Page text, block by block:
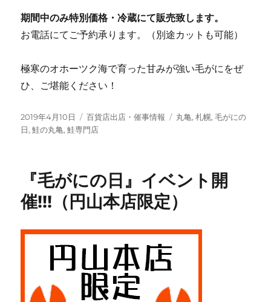
期間中のみ特別価格・冷蔵にて販売致します。
お電話にてご予約承ります。（別途カットも可能）
極寒のオホーツク海で育った甘みが強い毛がにをぜ
ひ、ご堪能ください！
投
稿
2019年4月10日
カ
テ
百貨店出店・催事情報
タ
丸亀,札幌,毛がにの
日,鮭の丸亀,鮭専門店
『毛がにの日』イベント開
催!!!（円山本店限定）